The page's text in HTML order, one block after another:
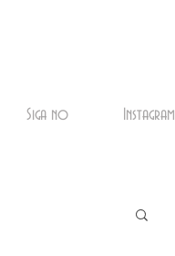
Siga no Instagram